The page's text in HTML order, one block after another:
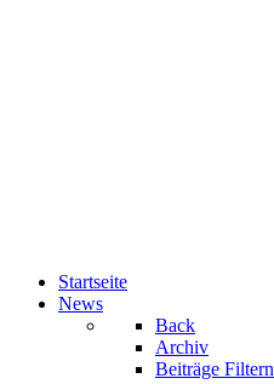
Startseite
News
Back
Archiv
Beiträge Filtern